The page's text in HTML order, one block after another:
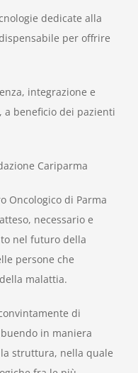
dedicate alla
per offrire
integrazione e
a beneficio dei pazienti
Cariparma
Oncologico di Parma
necessario e
nel futuro della
persone che
malattia.
di
in maniera
struttura, nella quale